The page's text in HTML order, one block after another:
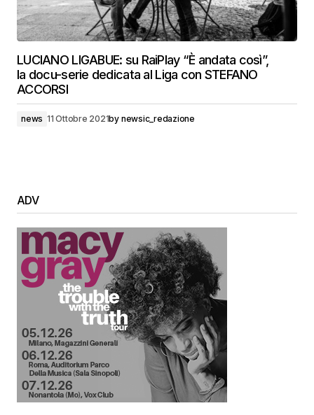
LUCIANO LIGABUE: su RaiPlay “È andata così”,
la docu-serie dedicata al Liga con STEFANO
ACCORSI
news 11 Ottobre 2021by newsic_redazione
ADV